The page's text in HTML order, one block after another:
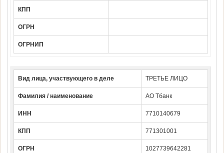
КПП
ОГРН
ОГРНИП
Вид лица, участвующего в деле ТРЕТЬЕ ЛИЦО
Фамилия / наименование АО Тбанк
ИНН 7710140679
КПП 771301001
ОГРН 1027739642281